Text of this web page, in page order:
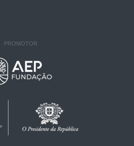
PROMOTOR